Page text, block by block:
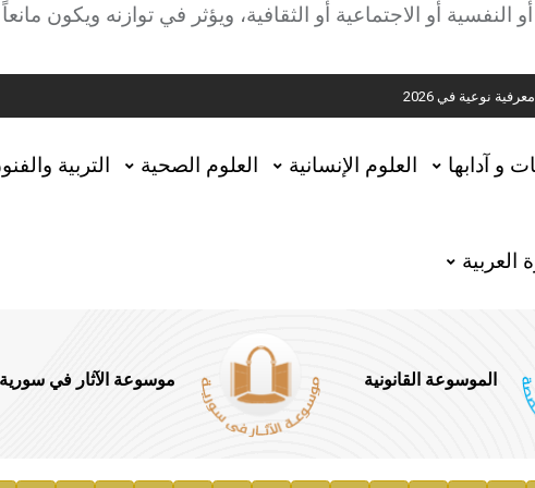
أو الاجتماعية أو الثقافية، ويؤثر في توازنه ويكون
نوعية في 2026
و آدابها العلوم الإنسانية العلوم الصحية التربية
العربية
الموسوعة القانونية موسوعة الآثار في سورية